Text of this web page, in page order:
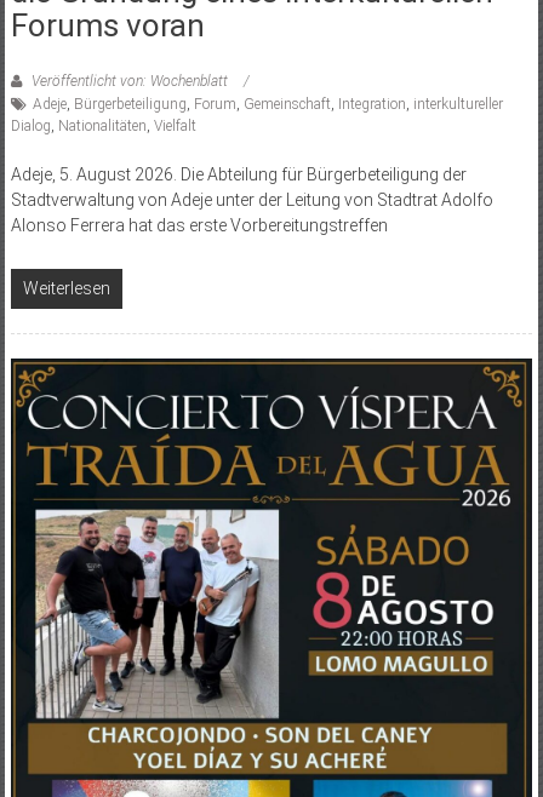
Forums voran
Veröffentlicht von: Wochenblatt
Adeje, Bürgerbeteiligung, Forum, Gemeinschaft, Integration, interkultureller
Dialog, Nationalitäten, Vielfalt
Adeje, 5. August 2026. Die Abteilung für Bürgerbeteiligung der
Stadtverwaltung von Adeje unter der Leitung von Stadtrat Adolfo
Alonso Ferrera hat das erste Vorbereitungstreffen
Weiterlesen